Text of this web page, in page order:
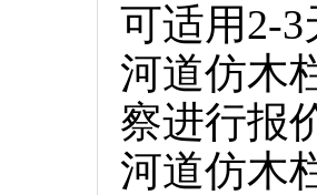
可适用2-
河道仿木
察进行报
河道仿木